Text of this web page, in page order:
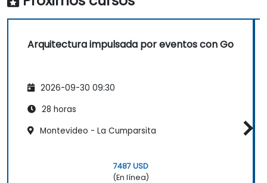
Arquitectura impulsada por eventos con Go
2026-09-30 09:30
28 horas
Montevideo - La Cumparsita
7487 USD
(En línea)